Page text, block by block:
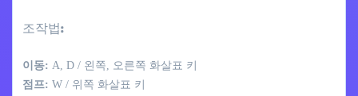
조작법:
이동: A, D / 왼쪽, 오른쪽 화살표 키
점프: W / 위쪽 화살표 키